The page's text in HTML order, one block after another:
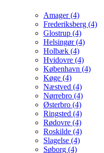
Amager (4)
Frederiksberg (4)
Glostrup (4)
Helsingør (4)
Holbæk (4)
Hvidovre (4)
København (4)
Køge (4)
Næstved (4)
Nørrebro (4)
Østerbro (4)
Ringsted (4)
Rødovre (4)
Roskilde (4)
Slagelse (4)
Søborg (4)